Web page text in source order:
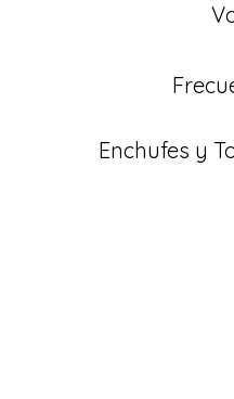
Enchufes y